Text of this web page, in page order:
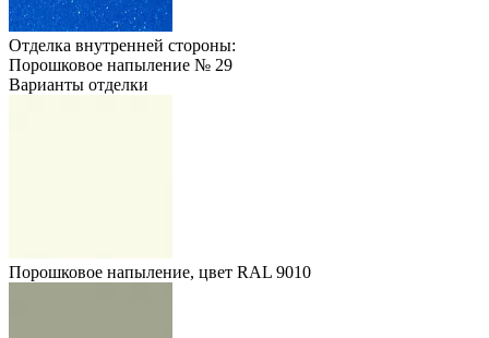
Отделка внутренней стороны:
Порошковое напыление № 29
Варианты отделки
Порошковое напыление, цвет RAL 9010